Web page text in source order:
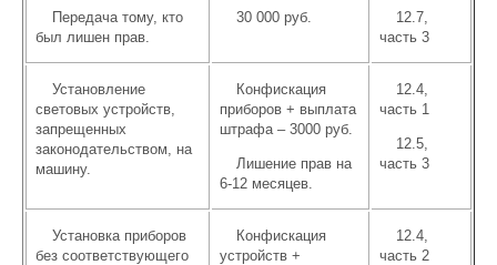
Передача тому, кто
был лишен прав.
30 000 руб.
12.7,
часть 3
Установление
световых устройств,
запрещенных
законодательством, на
машину.
Конфискация
приборов + выплата
штрафа – 3000 руб.
Лишение прав на
6-12 месяцев.
12.4,
часть 1
12.5,
часть 3
Установка приборов
без соответствующего
Конфискация
устройств +
12.4,
часть 2